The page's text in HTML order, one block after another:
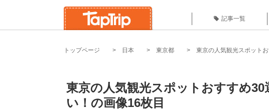
記事一覧
トップページ 日本 東京都 東京の人気観光スポット
東京の人気観光スポットおすすめ
い！の画像16枚目